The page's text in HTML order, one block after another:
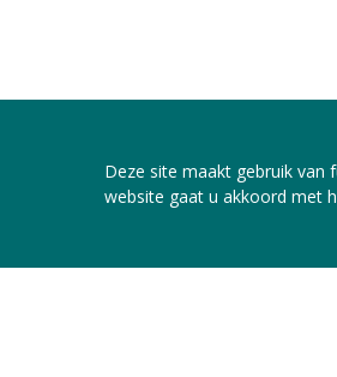
Deze site maakt gebruik van
website gaat u akkoord met